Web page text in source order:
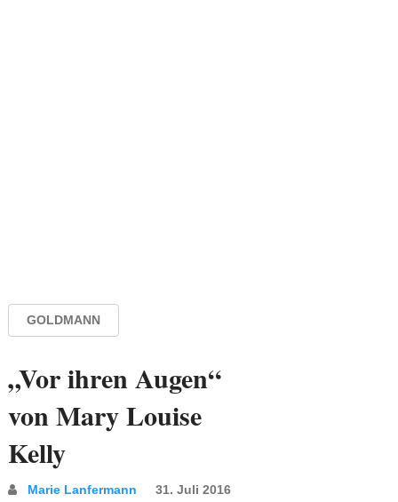
GOLDMANN
„Vor ihren Augen“
von Mary Louise
Kelly
Marie Lanfermann
31. Juli 2016